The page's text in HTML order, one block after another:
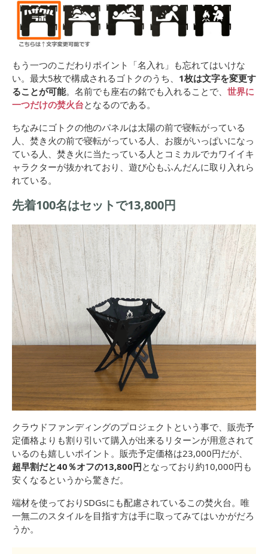
もう一つのこだわりポイント「名入れ」も忘れてはいけな
い。最大5枚で構成されるゴトクのうち、 1枚は文字を変更す
ることが可能。名前でも座右の銘でも入れることで、 世界に
一つだけの焚火台となるのである。
ちなみにゴトクの他のパネルは太陽の前で寝転がっている
人、焚き火の前で寝転がっている人、お腹がいっぱいになっ
ている人、焚き火に当たっている人とコミカルでカワイイキ
ャラクターが抜かれており、遊び心もふんだんに取り入れら
れている。
先着100名はセットで13,800円
クラウドファンディングのプロジェクトという事で、販売予
定価格よりも割り引いて購入が出来るリターンが用意されて
いるのも嬉しいポイント。販売予定価格は23,000円だが、
超早割だと40％オフの13,800円となっており約10,000円も
安くなるというから驚きだ。
端材を使っておりSDGsにも配慮されているこの焚火台。唯
一無二のスタイルを目指す方は手に取ってみてはいかがだろ
うか。